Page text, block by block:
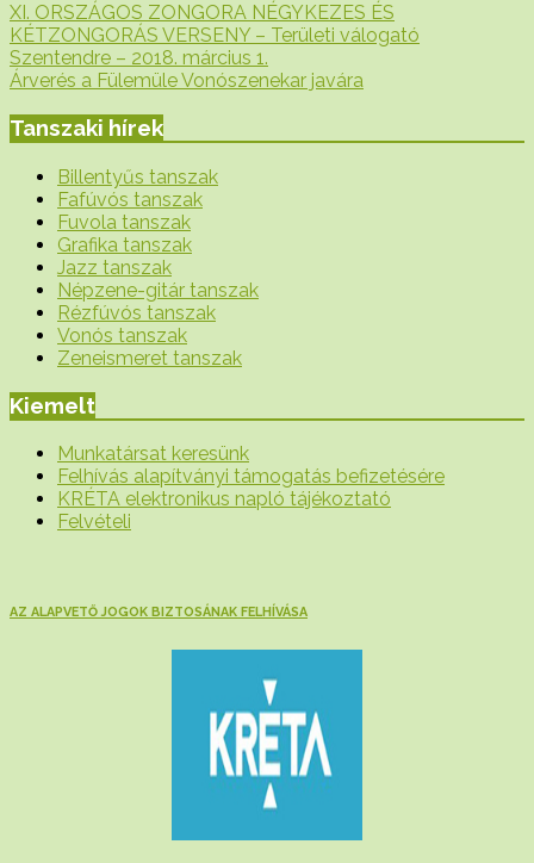
XI. ORSZÁGOS ZONGORA NÉGYKEZES ÉS
KÉTZONGORÁS VERSENY – Területi válogató
Szentendre – 2018. március 1.
Árverés a Fülemüle Vonószenekar javára
Tanszaki hírek
Billentyűs tanszak
Fafúvós tanszak
Fuvola tanszak
Grafika tanszak
Jazz tanszak
Népzene-gitár tanszak
Rézfúvós tanszak
Vonós tanszak
Zeneismeret tanszak
Kiemelt
Munkatársat keresünk
Felhívás alapítványi támogatás befizetésére
KRÉTA elektronikus napló tájékoztató
Felvételi
AZ ALAPVETŐ JOGOK BIZTOSÁNAK FELHÍVÁSA